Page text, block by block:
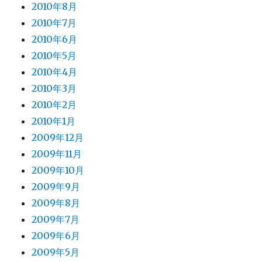
2010年8月
2010年7月
2010年6月
2010年5月
2010年4月
2010年3月
2010年2月
2010年1月
2009年12月
2009年11月
2009年10月
2009年9月
2009年8月
2009年7月
2009年6月
2009年5月